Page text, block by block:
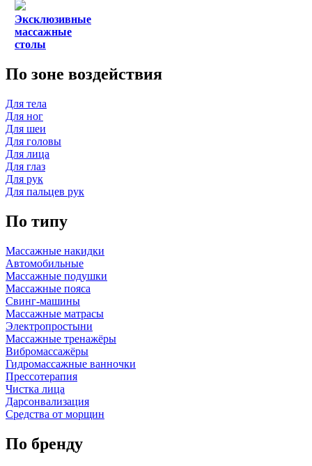
Эксклюзивные
массажные
столы
По зоне воздействия
Для тела
Для ног
Для шеи
Для головы
Для лица
Для глаз
Для рук
Для пальцев рук
По типу
Массажные накидки
Автомобильные
Массажные подушки
Массажные пояса
Свинг-машины
Массажные матрасы
Электропростыни
Массажные тренажёры
Вибромассажёры
Гидромассажные ванночки
Прессотерапия
Чистка лица
Дарсонвализация
Средства от морщин
По бренду